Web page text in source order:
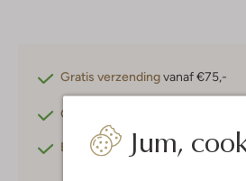
Jum,
Gratis verzendingvanaf €75,-
Gratis retourneren
Betaal achterafmet Klarna